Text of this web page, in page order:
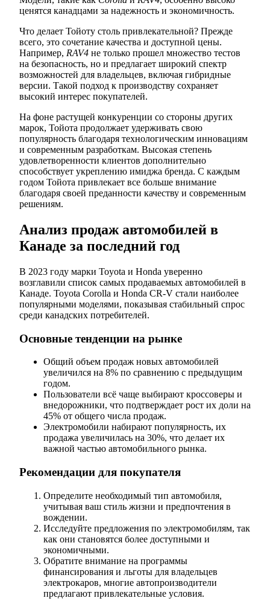
ценятся канадцами за надежность и экономичность.
Что делает Тойоту столь привлекательной? Прежде
всего, это сочетание качества и доступной цены.
Например, RAV4 не только прошел множество тестов
на безопасность, но и предлагает широкий спектр
возможностей для владельцев, включая гибридные
версии. Такой подход к производству сохраняет
высокий интерес покупателей.
На фоне растущей конкуренции со стороны других
марок, Тойота продолжает удерживать свою
популярность благодаря технологическим инновациям
и современным разработкам. Высокая степень
удовлетворенности клиентов дополнительно
способствует укреплению имиджа бренда. С каждым
годом Тойота привлекает все больше внимание
благодаря своей преданности качеству и современным
решениям.
Анализ продаж автомобилей в
Канаде за последний год
В 2023 году марки Toyota и Honda уверенно
возглавили список самых продаваемых автомобилей в
Канаде. Toyota Corolla и Honda CR-V стали наиболее
популярными моделями, показывая стабильный спрос
среди канадских потребителей.
Основные тенденции на рынке
Общий объем продаж новых автомобилей
увеличился на 8% по сравнению с предыдущим
годом.
Пользователи всё чаще выбирают кроссоверы и
внедорожники, что подтверждает рост их доли на
45% от общего числа продаж.
Электромобили набирают популярность, их
продажа увеличилась на 30%, что делает их
важной частью автомобильного рынка.
Рекомендации для покупателя
Определите необходимый тип автомобиля,
учитывая ваш стиль жизни и предпочтения в
вождении.
Исследуйте предложения по электромобилям, так
как они становятся более доступными и
экономичными.
Обратите внимание на программы
финансирования и льготы для владельцев
электрокаров, многие автопроизводители
предлагают привлекательные условия.